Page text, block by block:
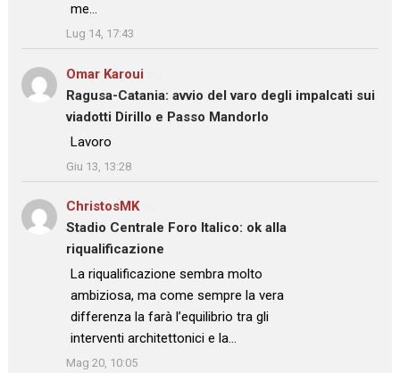
me…
”
Lug 14, 17:43
Omar Karoui
Ragusa-Catania: avvio del varo degli impalcati sui
viadotti Dirillo e Passo Mandorlo
: “Lavoro
”
Giu 13, 13:28
ChristosMKsu
Stadio Centrale Foro Italico: ok alla
riqualificazione
: “La riqualificazione sembra molto
ambiziosa, ma come sempre la vera
differenza la farà l’equilibrio tra gli
interventi architettonici e la…
”
Mag 20, 10:05